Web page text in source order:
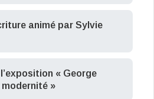
animé par Sylvie
« George
modernité »